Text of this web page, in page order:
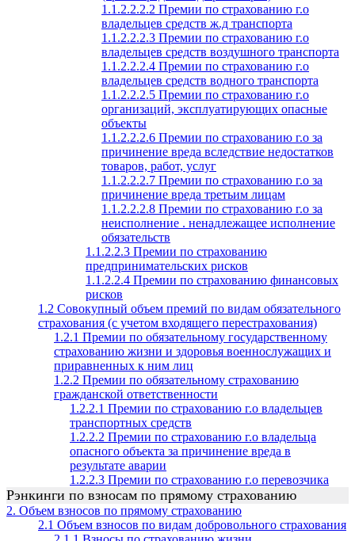
1.1.2.2.2.2 Премии по страхованию г.о
владельцев средств ж.д транспорта
1.1.2.2.2.3 Премии по страхованию г.о
владельцев средств воздушного транспорта
1.1.2.2.2.4 Премии по страхованию г.о
владельцев средств водного транспорта
1.1.2.2.2.5 Премии по страхованию г.о
организаций, эксплуатирующих опасные
объекты
1.1.2.2.2.6 Премии по страхованию г.о за
причинение вреда вследствие недостатков
товаров, работ, услуг
1.1.2.2.2.7 Премии по страхованию г.о за
причинение вреда третьим лицам
1.1.2.2.2.8 Премии по страхованию г.о за
неисполнение . ненадлежащее исполнение
обязательств
1.1.2.2.3 Премии по страхованию
предпринимательских рисков
1.1.2.2.4 Премии по страхованию финансовых
рисков
1.2 Совокупный объем премий по видам обязательного
страхования (с учетом входящего перестрахования)
1.2.1 Премии по обязательному государственному
страхованию жизни и здоровья военнослужащих и
приравненных к ним лиц
1.2.2 Премии по обязательному страхованию
гражданской ответственности
1.2.2.1 Премии по страхованию г.о владельцев
транспортных средств
1.2.2.2 Премии по страхованию г.о владельца
опасного объекта за причинение вреда в
результате аварии
1.2.2.3 Премии по страхованию г.о перевозчика
Рэнкинги по взносам по прямому страхованию
2. Объем взносов по прямому страхованию
2.1 Объем взносов по видам добровольного страхования